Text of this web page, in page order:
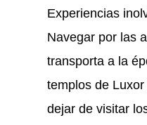
Experiencias
Navegar por las
transporta a la
templos de
dejar de visitar